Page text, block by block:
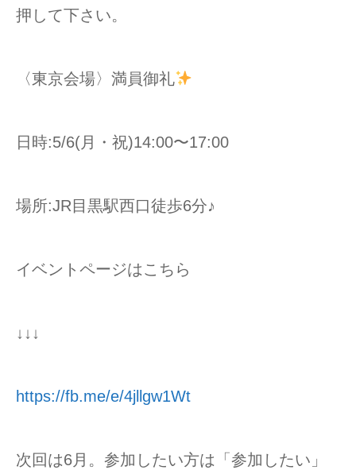
押して下さい。
〈東京会場〉満員御礼
日時:5/6(月・祝)14:00〜17:00
場所:JR目黒駅西口徒歩6分♪
イベントページはこちら
↓↓↓
https://fb.me/e/4jllgw1Wt
次回は6月。参加したい方は「参加したい」